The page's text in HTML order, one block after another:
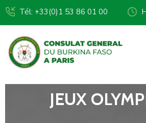
Tél: +33(0)1 53 86 01 00
JEUX